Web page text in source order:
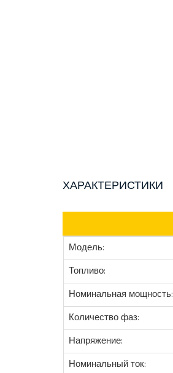
ХАРАКТЕРИСТИКИ
Модель:
Топливо:
Номинальная мощность:
Количество фаз:
Напряжение:
Номинальный ток: